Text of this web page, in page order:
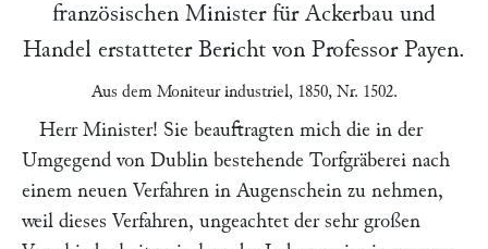
französischen Minister für Ackerbau und
Handel erstatteter Bericht von Professor Payen.
Aus dem Moniteur industriel, 1850, Nr. 1502.
Herr Minister! Sie beauftragten mich die in der
Umgegend von Dublin bestehende Torfgräberei nach
einem neuen Verfahren in Augenschein zu nehmen,
weil dieses Verfahren, ungeachtet der sehr großen